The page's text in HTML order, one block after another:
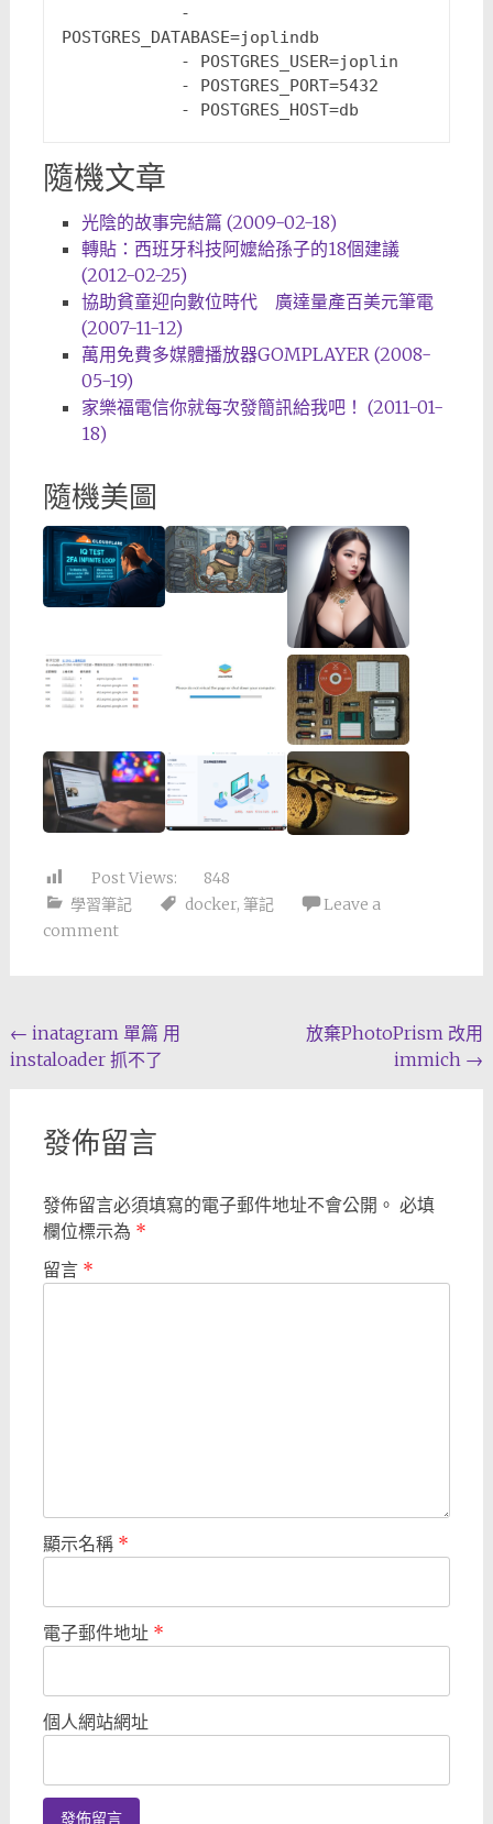
-
POSTGRES_DATABASE=joplindb
-
POSTGRES_USER=joplin
-
POSTGRES_PORT=5432
-
POSTGRES_HOST=db
隨機文章
光陰的故事完結篇 (2009-02-18)
轉貼：西班牙科技阿嬤給孫子的18個建議
(2012-02-25)
協助貧童迎向數位時代 廣達量產百美元筆電
(2007-11-12)
萬用免費多媒體播放器GOMPLAYER (2008-
05-19)
家樂福電信你就每次發簡訊給我吧！ (2011-01-
18)
隨機美圖
Post Views:
848
學習筆記
docker, 筆記
Leave a
comment
Post
navigation
← inatagram 單篇 用
instaloader 抓不了
放棄PhotoPrism 改用
immich →
發佈留言
發佈留言必須填寫的電子郵件地址不會公開。 必填
欄位標示為 *
留言 *
顯示名稱 *
電子郵件地址 *
個人網站網址